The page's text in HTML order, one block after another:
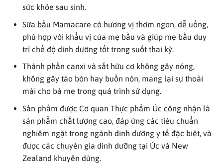
sức khỏe sau sinh.
Sữa bầu Mamacare có hương vị thơm ngon, dễ uống,
phù hợp với khẩu vị của mẹ bầu và giúp mẹ bầu duy
trì chế độ dinh dưỡng tốt trong suốt thai kỳ.
Thành phần canxi và sắt hữu cơ không gây nóng,
không gây táo bón hay buồn nôn, mang lại sự thoải
mái cho bà mẹ trong quá trình sử dụng.
Sản phẩm được Cơ quan Thực phẩm Úc công nhận là
sản phẩm chất lượng cao, đáp ứng các tiêu chuẩn
nghiêm ngặt trong ngành dinh dưỡng y tế đặc biệt, và
được các chuyên gia dinh dưỡng tại Úc và New
Zealand khuyên dùng.